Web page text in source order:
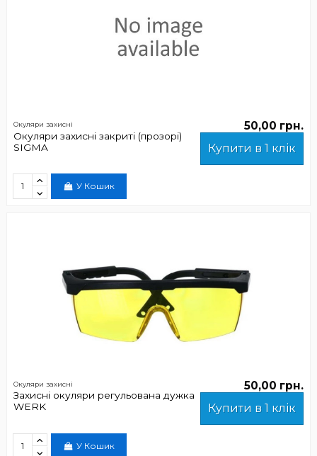
Окуляри захисні
Окуляри захисні закриті (прозорі)
SIGMA
50,00 грн.
Купити в 1 клік
У Кошик
Окуляри захисні
Захисні окуляри регульована дужка
WERK
50,00 грн.
Купити в 1 клік
У Кошик